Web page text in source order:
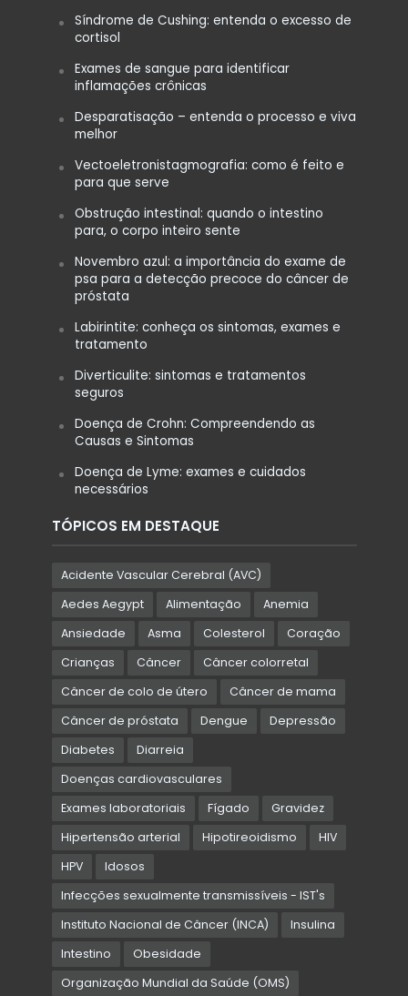
Síndrome de Cushing: entenda o excesso de
cortisol
Exames de sangue para identificar
inflamações crônicas
Desparatisação – entenda o processo e viva
melhor
Vectoeletronistagmografia: como é feito e
para que serve
Obstrução intestinal: quando o intestino
para, o corpo inteiro sente
Novembro azul: a importância do exame de
psa para a detecção precoce do câncer de
próstata
Labirintite: conheça os sintomas, exames e
tratamento
Diverticulite: sintomas e tratamentos
seguros
Doença de Crohn: Compreendendo as
Causas e Sintomas
Doença de Lyme: exames e cuidados
necessários
TÓPICOS EM DESTAQUE
Acidente Vascular Cerebral (AVC)
Aedes Aegypt
Alimentação
Anemia
Ansiedade
Asma Colesterol
Coração
Crianças
Câncer
Câncer colorretal
Câncer de colo de útero
Câncer de mama
Câncer de próstata
Dengue
Depressão
Diabetes
Diarreia
Doenças cardiovasculares
Exames laboratoriais
Fígado
Gravidez
Hipertensão arterial
Hipotireoidismo
HIV
HPV
Idosos
Infecções sexualmente transmissíveis - IST's
Instituto Nacional de Câncer (INCA)
Insulina
Intestino
Obesidade
Organização Mundial da Saúde (OMS)